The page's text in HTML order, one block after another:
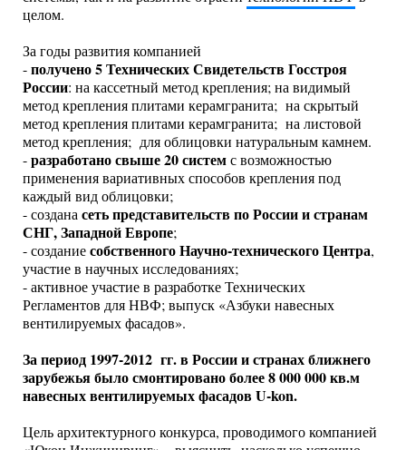
целом.
За годы развития компанией
-получено 5 Технических Свидетельств Госстроя
России: на кассетный метод крепления; на видимый
метод крепления плитами керамгранита; на скрытый
метод крепления плитами керамгранита; на листовой
метод крепления; для облицовки натуральным камнем.
-разработано свыше 20 системс возможностью
применения вариативных способов крепления под
каждый вид облицовки;
- созданасеть представительств по России и странам
СНГ, Западной Европе;
- созданиесобственного Научно-технического Центра,
участие в научных исследованиях;
- активное участие в разработке Технических
Регламентов для НВФ; выпуск «Азбуки навесных
вентилируемых фасадов».
За период 1997-2012 гг. в России и странах ближнего
зарубежья было смонтировано более 8 000 000 кв.м
навесных вентилируемых фасадов U-kon.
Цель архитектурного конкурса, проводимого компанией